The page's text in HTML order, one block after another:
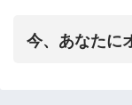
今、あなたに